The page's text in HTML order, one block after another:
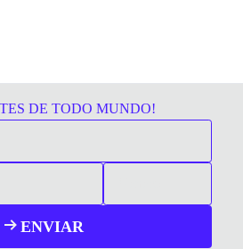
DE TODO MUNDO!
ENVIAR